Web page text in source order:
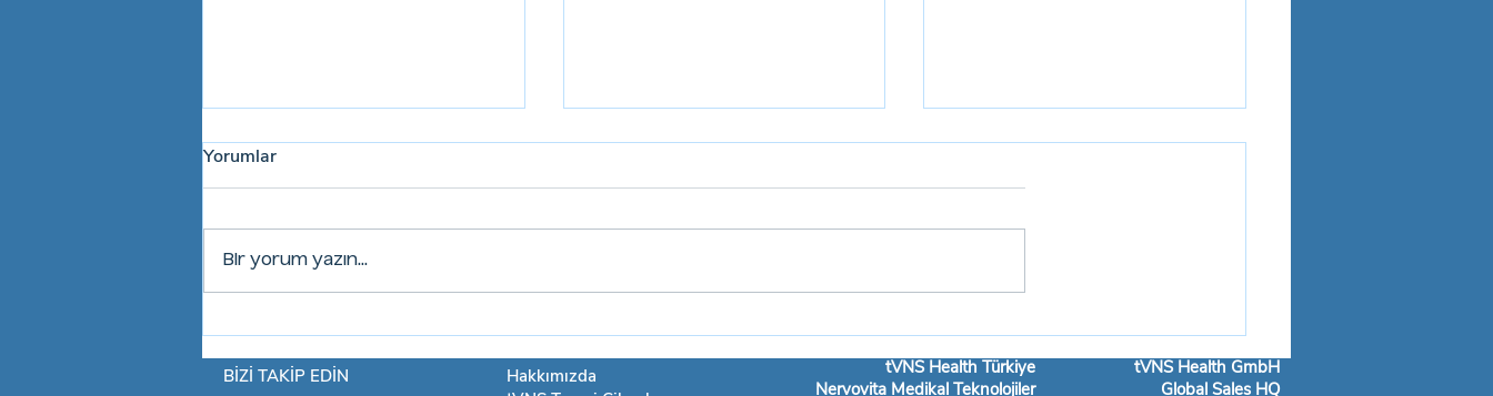
Bakanlığı ÜTS kaydını kontrol
etmeyi unutmayın!
ameliyatsız vagus uyarım
tedavisi tVNS cihazı ile
Yorumlar
Bir yorum yazın...
Hakkımızda
BİZİ TAKİP EDİN tVNS Health Türkiye
Nervovita Medikal Teknolojiler
tVNS Health GmbH
Global Sales HQ